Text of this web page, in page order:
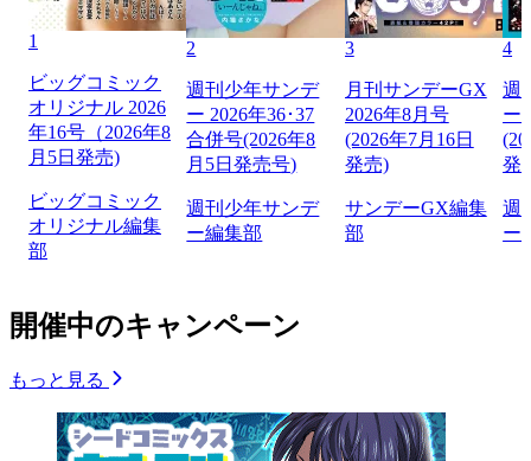
1
ビッグコミック
オリジナル 2026
年16号（2026年8
月5日発売)
ビッグコミック
オリジナル編集
部
2
週刊少年サンデ
ー 2026年36･37
合併号(2026年8
月5日発売号)
週刊少年サンデ
ー編集部
3
月刊サンデーGX
2026年8月号
(2026年7月16日
発売)
サンデーGX編集
部
4
週
ー
発
週
ー
開催中のキャンペーン
もっと見る